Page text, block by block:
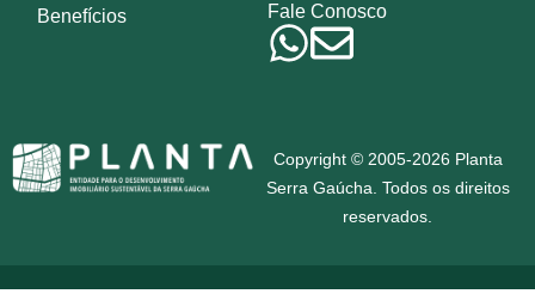
Benefícios
Fale Conosco
Copyright © 2005-2026 Planta
Serra Gaúcha. Todos os direitos
reservados.